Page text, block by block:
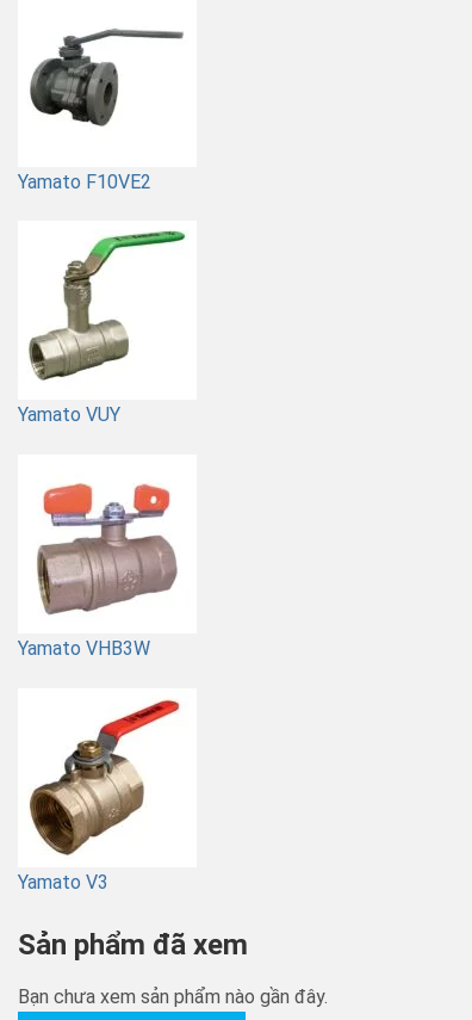
Yamato F10VE2
Yamato VUY
Yamato VHB3W
Yamato V3
Sản phẩm đã xem
Bạn chưa xem sản phẩm nào gần đây.